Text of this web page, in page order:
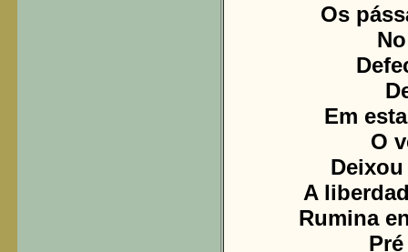
Os
Em
O
A
Rumina